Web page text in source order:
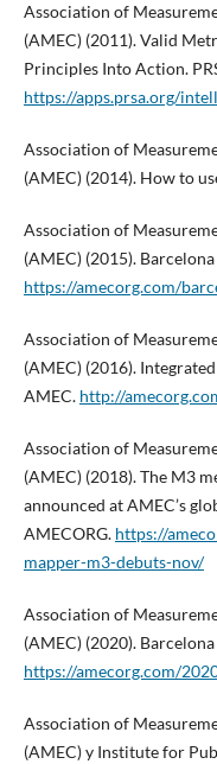
Association of
(AMEC) (2011). Valid
Principles Into Action.
https://apps.prsa.org/
Association of
(AMEC) (2014). How to
Association of
(AMEC) (2015).
https://amecorg.com/
Association of
(AMEC) (2016).
AMEC. http://
Association of
(AMEC) (2018). The M3
announced at AMEC’s
AMECORG. https://
mapper-m3-debuts-nov/
Association of
(AMEC) (2020).
https://amecorg.com/
Association of
(AMEC) y Institute for